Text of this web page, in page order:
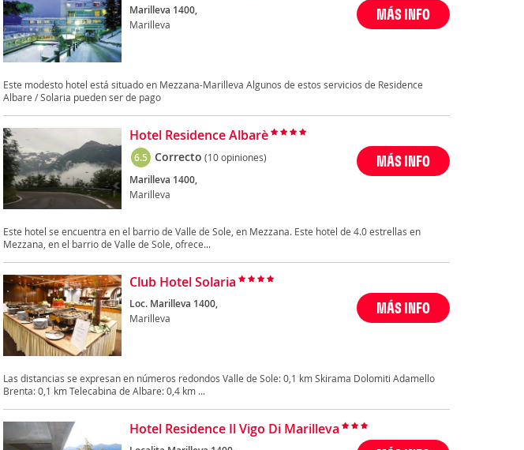
Marilleva 1400,
Marilleva
MÁS INFO
Este modesto hotel está situado en Mezzana-Marilleva Algunos de estos servicios de Residence
Albare / Solaria pueden ser de pago
Hotel Residence Albarè
6.5 Correcto (10 opiniones)
Marilleva 1400,
Marilleva
MÁS INFO
Este hotel se encuentra en el barrio de Valle de Sole, en Mezzana. Este hotel de 4.0 estrellas en
Mezzana, en el barrio de Valle de Sole, ofrece...
Club Hotel Solaria
Loc. Marilleva 1400,
Marilleva
MÁS INFO
Las distancias se expresan en números redondos Valle de Sole: 0,1 km Skirama Dolomiti Adamello
Brenta: 0,1 km Telecabina de Albare: 0,4 km ...
Hotel Residence Il Vigo Di Marilleva